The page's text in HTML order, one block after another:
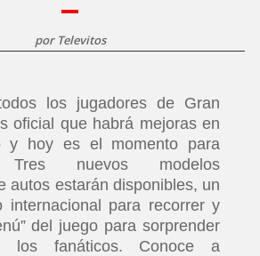
por Televitos
los jugadores de Gran
oficial que habrá mejoras en
y hoy es el momento para
Tres nuevos modelos
autos estarán disponibles, un
internacional para recorrer y
del juego para sorprender
fanáticos. Conoce a